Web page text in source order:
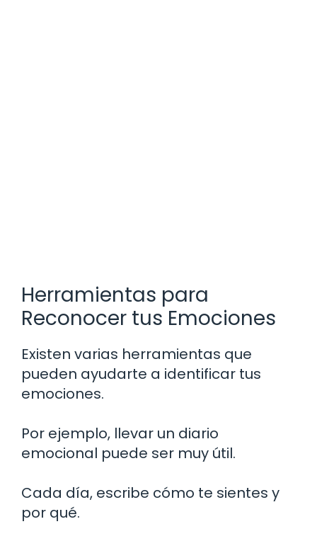
Herramientas para
Reconocer tus Emociones
Existen varias herramientas que
pueden ayudarte a identificar tus
emociones.
Por ejemplo, llevar un diario
emocional puede ser muy útil.
Cada día, escribe cómo te sientes y
por qué.